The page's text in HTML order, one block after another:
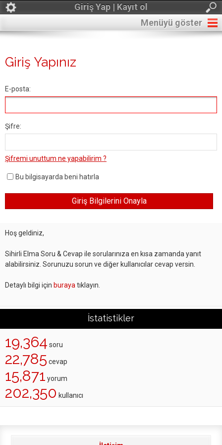
Giriş Yap | Kayıt ol
Menüyü göster
Giriş Yapınız
E-posta:
Şifre:
Şifremi unuttum ne yapabilirim ?
Bu bilgisayarda beni hatırla
Hoş geldiniz,
Sihirli Elma Soru & Cevap ile sorularınıza en kısa zamanda yanıt
alabilirsiniz. Sorunuzu sorun ve diğer kullanıcılar cevap versin.
Detaylı bilgi için buraya tıklayın.
İstatistikler
19,364 soru
22,785 cevap
15,871 yorum
202,350 kullanıcı